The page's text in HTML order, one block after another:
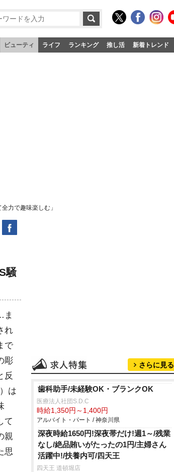
ビューティ ライフ ランキング 推し活 新着トレンド
力で趣味楽しむ」
騒
ま
れ
で
彫
反
は
て
親
思
さらに見る
歯科助手/未経験OK・ブランクOK
医療法人社団S.D.C
時給1,350円～1,400円
アルバイト・パート / 神奈川県
深夜時給1650円!深夜帯だけ!週1～/残業
なし/絶品賄いがたったの1円/主婦さん
活躍中!/扶養内可/四天王
四天王 道頓堀店